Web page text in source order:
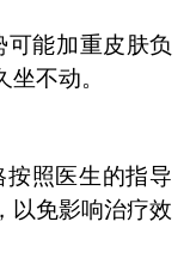
可能加重皮肤负
不动。
按照医生的指导
以免影响治疗效